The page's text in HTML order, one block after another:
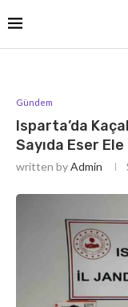
Gündem
Isparta’da
Sayıda Eser
written byAdmin